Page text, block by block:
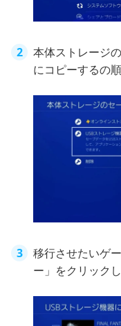
本体ストレージ
にコピーするの
移行させたいゲ
ー」をクリック